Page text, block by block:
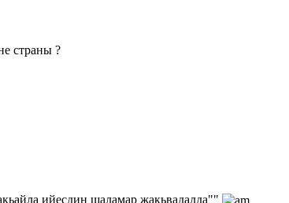
страны ?
ийесдин шаламар жакьвадалда""